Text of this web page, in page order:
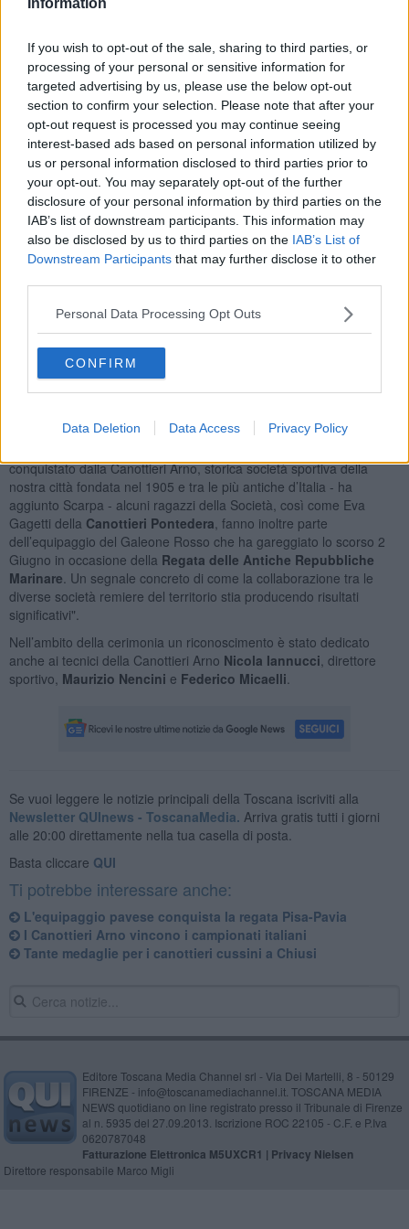
If you wish to opt-out of the sale, sharing to third parties, or
processing of your personal or sensitive information for
targeted advertising by us, please use the below opt-out
section to confirm your selection. Please note that after your
opt-out request is processed you may continue seeing
interest-based ads based on personal information utilized by
us or personal information disclosed to third parties prior to
your opt-out. You may separately opt-out of the further
disclosure of your personal information by third parties on the
IAB’s list of downstream participants. This information may
also be disclosed by us to third parties on the IAB’s List of
Downstream Participants that may further disclose it to other
Personal Data Processing Opt Outs
CONFIRM
Data Deletion Data Access Privacy Policy
amministrazione abbiamo profuso negli anni per valorizzare e
scorrevole sia nelle tradizioni storiche legate al sedile fisso, sta
coinvolgendoun numero crescente di atleti, associazioni e
realtà del territorio. Anche gli investimenti sulle sedi e sulle
strutture remiere contribuiscono a creare maggiori opportunità per i
giovani e a rafforzare l’intero movimento".
Sono stati premiati gli atletiBrando Dalla Valle,Gabriele De
Filippis,Giorgio MacchionieSebastiano Rossi, componenti
dell’equipaggio della Canottieri Arno che ha conquistato il titolo di
campione d’Italia under 19 nella specialità del quattro senza,
conquistato il titolo di vicecampione europeo nel quattro senza, e
Eva Gagetti, protagonista di una stagione ricca di successi.
Vicecampionessa europea under 19 nell’otto femminile con la
Nazionale italiana, medaglia di bronzo nel due senza ai campionati
Italiani under 19 e vincitrice con il Galeone Rosso della Regata
scorso 2 Giugno.
conquistato dalla Canottieri Arno, storica società sportiva della
nostra città fondata nel 1905 e tra le più antiche d’Italia - ha
aggiunto Scarpa - alcuni ragazzi della Società, così come Eva
Gagetti della Canottieri Pontedera , fanno inoltre parte
dell’equipaggio del Galeone Rosso che ha gareggiato lo scorso 2
Giugno in occasione della Regata delle Antiche Repubbliche
Marinare . Un segnale concreto di come la collaborazione tra le
diverse società remiere del territorio stia producendo risultati
significativi".
Nell’ambito della cerimonia un riconoscimento è stato dedicato
anche ai tecnici della Canottieri Arno Nicola Iannucci , direttore
sportivo, Maurizio Nencini e Federico Micaelli
Se vuoi leggere le notizie principali della Toscana iscriviti alla
Newsletter QUInews - ToscanaMedia. Arriva gratis tutti i giorni
alle 20:00 direttamente nella tua casella di posta.
Basta cliccare QUI
Ti potrebbe interessare anche:
L'equipaggio pavese conquista la regata Pisa-Pavia
I Canottieri Arno vincono i campionati italiani
Tante medaglie per i canottieri cussini a Chiusi
Editore Toscana Media Channel srl - Via Dei Martelli, 8 - 50129
FIRENZE - info@toscanamediachannel.it. TOSCANA MEDIA
NEWS quotidiano on line registrato presso il Tribunale di Firenze
al n. 5935 del 27.09.2013. Iscrizione ROC 22105 - C.F. e P.Iva
0620787048
Fatturazione Elettronica M5UXCR1 | Privacy Nielsen
Direttore responsabile Marco Migli